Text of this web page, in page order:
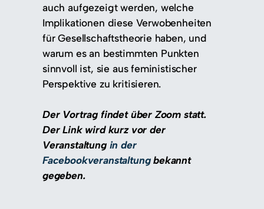
auch aufgezeigt werden, welche
Implikationen diese Verwobenheiten
für Gesellschaftstheorie haben, und
warum es an bestimmten Punkten
sinnvoll ist, sie aus feministischer
Perspektive zu kritisieren.
Der Vortrag findet über Zoom statt.
Der Link wird kurz vor der
Veranstaltung in der
Facebookveranstaltungbekannt
gegeben.